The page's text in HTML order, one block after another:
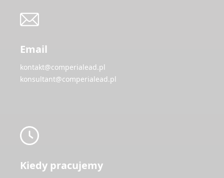
Email
kontakt@comperialead.pl
konsultant@comperialead.pl
Kiedy pracujemy